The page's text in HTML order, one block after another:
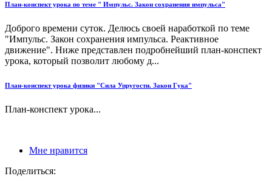
План-конспект урока по теме " Импульс. Закон сохранения импульса"
Доброго времени суток. Делюсь своей наработкой по теме
"Импульс. Закон сохранения импульса. Реактивное
движение". Ниже представлен подробнейший план-конспект
урока, который позволит любому д...
План-конспект урока физики "Сила Упругости. Закон Гука"
План-конспект урока...
Мне нравится
Поделиться: